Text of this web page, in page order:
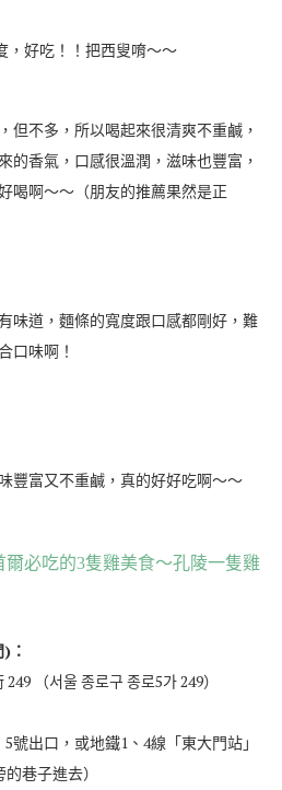
，好吃！！把西叟唷～～
但不多，所以喝起來很清爽不重鹹，
的香氣，口感很溫潤，滋味也豐富，
喝啊～～（朋友的推薦果然是正
味道，麵條的寬度跟口感都剛好，難
口味啊！
豐富又不重鹹，真的好好吃啊～～
爾必吃的3隻雞美食～孔陵一隻雞
：
（서울 종로구 종로5가 249）
號出口，或地鐵1、4線「東大門站」
巷子進去）